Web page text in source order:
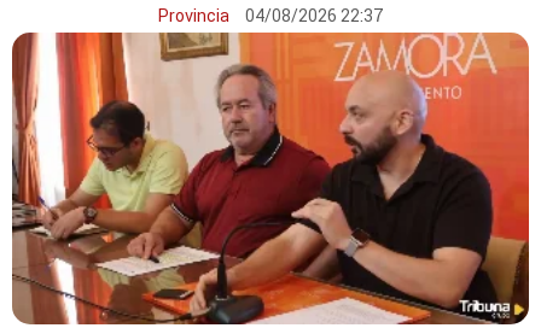
Provincia 04/08/2026 22:37